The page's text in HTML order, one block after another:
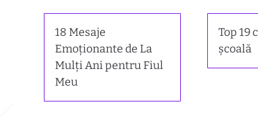
18 Mesaje
Emoționante de La
Mulți Ani pentru Fiul
Meu
Top 19
școală